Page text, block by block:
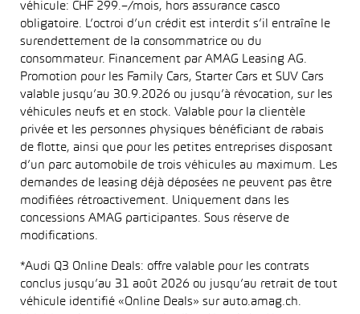
véhicule: CHF 299.–/mois, hors assurance casco
obligatoire. L’octroi d’un crédit est interdit s’il entraîne le
surendettement de la consommatrice ou du
consommateur. Financement par AMAG Leasing AG.
Promotion pour les Family Cars, Starter Cars et SUV Cars
valable jusqu’au 30.9.2026 ou jusqu’à révocation, sur les
véhicules neufs et en stock. Valable pour la clientèle
privée et les personnes physiques bénéficiant de rabais
de flotte, ainsi que pour les petites entreprises disposant
d’un parc automobile de trois véhicules au maximum. Les
demandes de leasing déjà déposées ne peuvent pas être
modifiées rétroactivement. Uniquement dans les
concessions AMAG participantes. Sous réserve de
modifications.
*Audi Q3 Online Deals: offre valable pour les contrats
conclus jusqu’au 31 août 2026 ou jusqu’au retrait de tout
véhicule identifié «Online Deals» sur auto.amag.ch.